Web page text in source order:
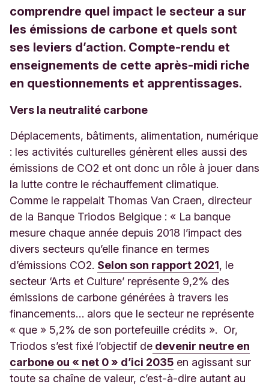
comprendre quel impact le secteur a sur
les émissions de carbone et quels sont
ses leviers d’action. Compte-rendu et
enseignements de cette après-midi riche
en questionnements et apprentissages.
Vers la neutralité carbone
Déplacements, bâtiments, alimentation, numérique
: les activités culturelles génèrent elles aussi des
émissions de CO2 et ont donc un rôle à jouer dans
la lutte contre le réchauffement climatique.
Comme le rappelait Thomas Van Craen, directeur
de la Banque Triodos Belgique : « La banque
mesure chaque année depuis 2018 l’impact des
divers secteurs qu’elle finance en termes
d’émissions CO2. Selon son rapport 2021, le
secteur ‘Arts et Culture’ représente 9,2% des
émissions de carbone générées à travers les
financements… alors que le secteur ne représente
« que » 5,2% de son portefeuille crédits ». Or,
Triodos s’est fixé l’objectif de devenir neutre en
carbone ou « net 0 » d’ici 2035 en agissant sur
toute sa chaîne de valeur, c’est-à-dire autant au